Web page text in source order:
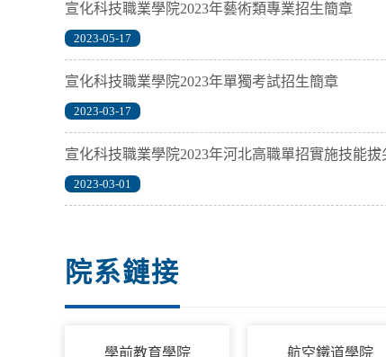
宣化科技職業學院2023年藝術類專業招生簡章
2023-05-17
宣化科技職業學院2023年單獨考試招生簡章
2023-03-17
宣化科技職業學院2023年河北高職單招實施技能
2023-03-01
院系鏈接
學前教育學院 航空鐵道學院